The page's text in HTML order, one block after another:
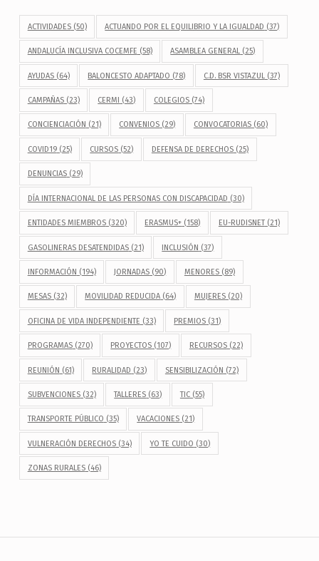
ACTIVIDADES(50) ACTUANDO POR EL EQUILIBRIO Y LA IGUALDAD (37)
ANDALUCÍA INCLUSIVA COCEMFE (58) ASAMBLEA GENERAL (25)
AYUDAS(64) BALONCESTO ADAPTADO (78) C.D. BSR VISTAZUL(37)
CAMPAÑAS(23) CERMI (43) COLEGIOS(74)
CONCIENCIACIÓN (21) CONVENIOS (29) CONVOCATORIAS(60)
COVID19(25) CURSOS (52) DEFENSA DE DERECHOS(25)
DENUNCIAS(29)
DÍA INTERNACIONAL DE LAS PERSONAS CON DISCAPACIDAD (30)
ENTIDADES MIEMBROS(320) ERASMUS+ (158) EU-RUDISNET(21)
GASOLINERAS DESATENDIDAS(21) INCLUSIÓN (37)
INFORMACIÓN (194) JORNADAS (90) MENORES(89)
MESAS(32) MOVILIDAD REDUCIDA (64) MUJERES(20)
OFICINA DE VIDA INDEPENDIENTE (33) PREMIOS (31)
PROGRAMAS(270) PROYECTOS (107) RECURSOS(22)
REUNIÓN (61) RURALIDAD (23) SENSIBILIZACIÓN (72)
SUBVENCIONES(32) TALLERES (63) TIC(55)
TRANSPORTE PÚBLICO (35) VACACIONES (21)
VULNERACIÓN DERECHOS(34) YO TE CUIDO (30)
ZONAS RURALES(46)
Navegación de entradas